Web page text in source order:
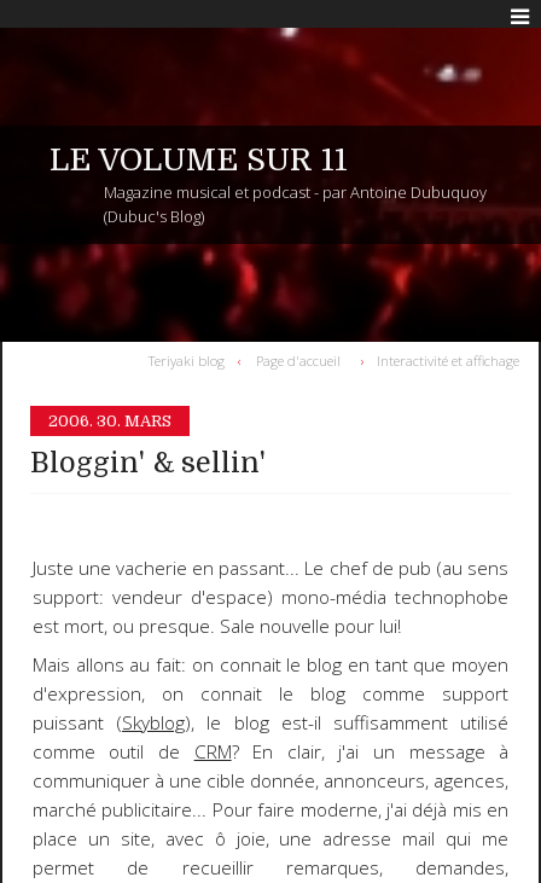
LE VOLUME SUR 11
Magazine musical et podcast - par Antoine Dubuquoy
(Dubuc's Blog)
Teriyaki blog Page d'accueil Interactivité et affichage
2006. 30. MARS
Bloggin' & sellin'
Juste une vacherie en passant... Le chef de pub (au sens
support: vendeur d'espace) mono-média technophobe
est mort, ou presque. Sale nouvelle pour lui!
Mais allons au fait: on connait le blog en tant que moyen
d'expression, on connait le blog comme support
puissant (Skyblog), le blog est-il suffisamment utilisé
comme outil de CRM? En clair, j'ai un message à
communiquer à une cible donnée, annonceurs, agences,
marché publicitaire... Pour faire moderne, j'ai déjà mis en
place un site, avec ô joie, une adresse mail qui me
permet de recueillir remarques, demandes,